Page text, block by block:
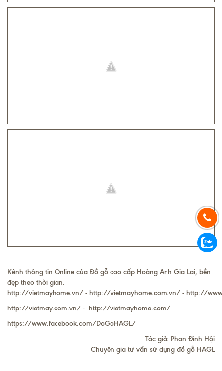
Kênh thông tin Online của Đồ gỗ cao cấp Hoàng Anh Gia Lai, bền
đẹp theo thời gian.
http://vietmayhome.vn/ - http://vietmayhome.com.vn/ - http://
http://vietmay.com.vn/ - http://vietmayhome.com/
https://www.facebook.com/DoGoHAGL/
Tác giả: Phan Đình Hội
Chuyên gia tư vấn sử dụng đồ gỗ HAGL